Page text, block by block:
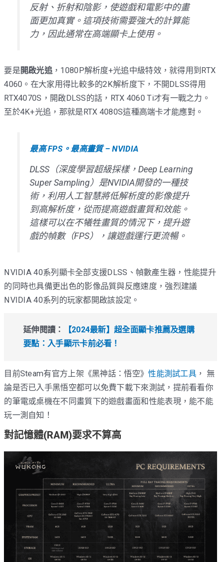
反射、折射和陰影，使遊戲和電影中的畫
面更加真實。這項技術需要強大的計算能
力，因此通常在高端顯卡上使用。
要是開啟光追 ，1080P解析度+光追中級特效，就得用到RTX
4060。在大家用得比較多的2K解析度下，不開DLSS得用
RTX4070S，開啟DLSS的話，RTX 4060 Ti才有一戰之力。
至於4K+光追，那就是RTX 4080S這種高端卡才能應對。
最高 FPS。最高畫質 – NVIDIA
DLSS（深度學習超級採樣，Deep Learning
Super Sampling）是NVIDIA開發的一種技
術，利用人工智慧將低解析度的影像提升
到高解析度，從而提高遊戲畫質和效能。
這樣可以在不犧牲畫質的情況下，提升遊
戲的幀數（FPS），讓遊戲運行更流暢。
NVIDIA 40系列顯卡全部支援DLSS、幀數產生器，性能提升
的同時也具備更出色的影像品質與反應速度，強烈建議
NVIDIA 40系列的玩家都開啟該設定。
延伸閱讀：
【2024最新】超全面顯卡推薦及選購
要點：入手顯示卡前必看！
目前Steam有官方上架《黑神話：悟空》性能測試工具 ， 無
論是否已入手黑悟空都可以免費下載下來測試，提前看看你
的筆電或桌機在不同畫質下的遊戲畫面和性能表現，能不能
玩一測自知！
對記憶體(RAM)要求不算高